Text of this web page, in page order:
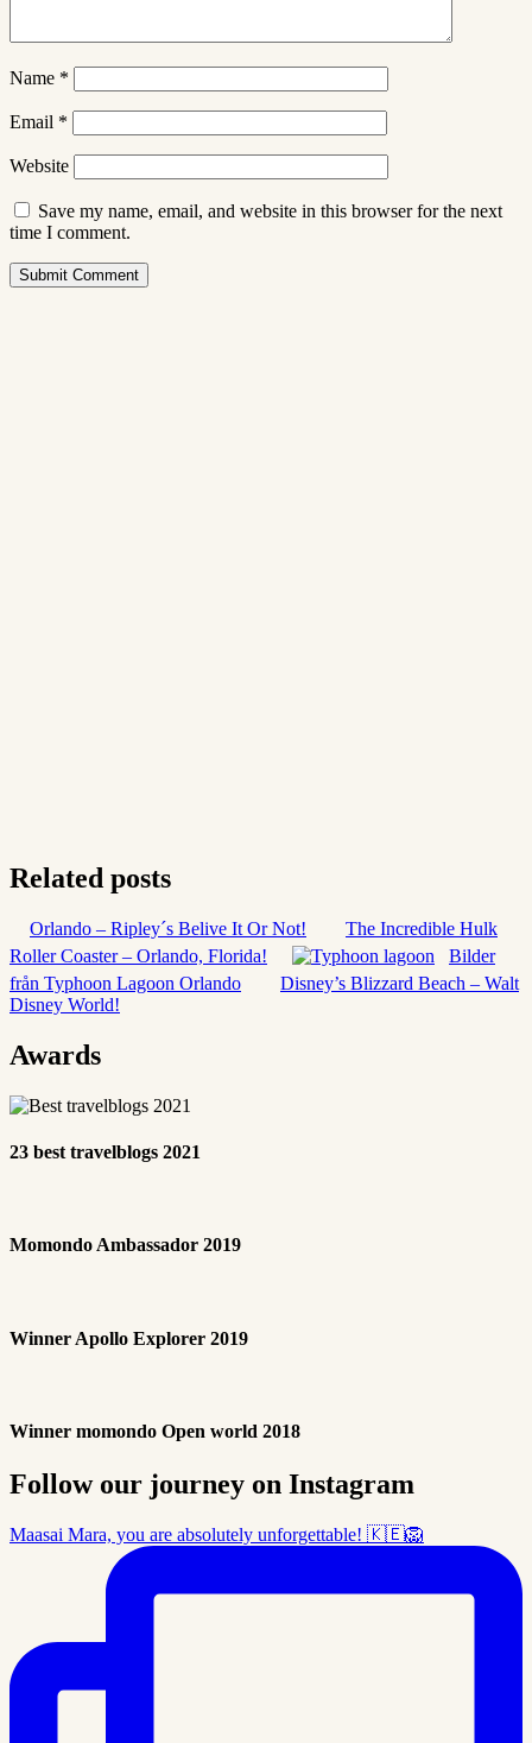
Name *
Email *
Website
Save my name, email, and website in this browser for the next
time I comment.
Submit Comment
Related posts
Orlando – Ripley´s Belive It Or Not!
The Incredible Hulk
Roller Coaster – Orlando, Florida!
Bilder
från Typhoon Lagoon Orlando
Disney’s Blizzard Beach – Walt
Disney World!
Awards
23 best travelblogs 2021
Momondo Ambassador 2019
Winner Apollo Explorer 2019
Winner momondo Open world 2018
Follow our journey on Instagram
Maasai Mara, you are absolutely unforgettable! 🇰🇪🦁